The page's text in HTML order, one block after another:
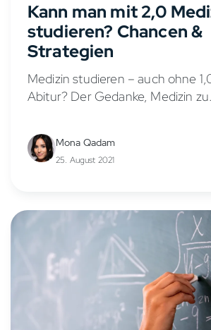
Kann man mit 2,0
studieren? Chancen &
Strategien
Medizin studieren – auch ohne
Abitur? Der Gedanke, Medizin zu
große Begeisterung – und ebenso
große Sorgen: „Reicht mein Abi-
Schnitt?“ oder „Habe ich
Mona Qadam
25. August 2021